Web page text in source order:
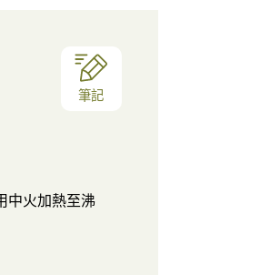
筆記
中火加熱至沸